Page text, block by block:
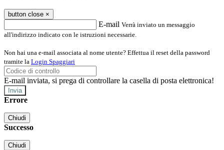
button close ×
E-mail Verrà inviato un messaggio
all'indirizzo indicato con le istruzioni necessarie.
Non hai una e-mail associata al nome utente? Effettua il reset della password
tramite la Login Spaggiari
E-mail inviata, si prega di controllare la casella di posta elettronica!
Errore
Chiudi
Successo
Chiudi